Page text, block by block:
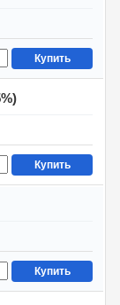
Купить
Купить
Купить